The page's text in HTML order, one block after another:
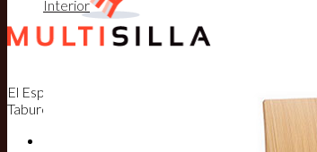
El Especialista en Sillas, Mesas y
Taburetes
Interior